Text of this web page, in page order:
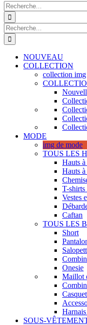
Recherche
de
:
Recherche
de
:
NOUVEAU
COLLECTION
collection img
MODE
img de mode
TOUS LES
Hauts
Hauts à
T-shirts
Vestes
Caftan
TOUS LES
Short
Onesie
Maillot
SOUS-